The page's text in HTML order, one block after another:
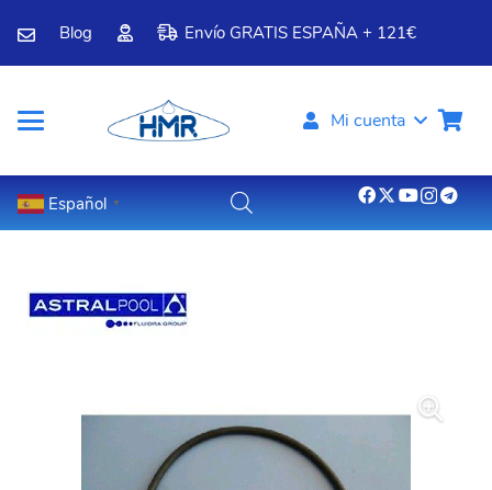
Blog Envío GRATIS ESPAÑA + 121€
Mi cuenta
Español ▼